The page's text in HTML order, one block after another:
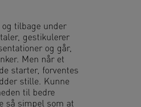
og tilbage under
gestikulerer
og går,
Men når et
starter, forventes
stille. Kunne
til bedre
så simpel som at